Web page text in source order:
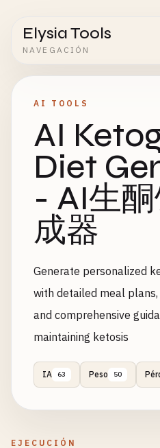
Elysia Tools
NAVEGACIÓN
AI TOOLS
AI
Diet
- AI生
成器
Generate personalized
with detailed meal
and comprehensive
maintaining ketosis
IA 63 Peso 50
EJECUCIÓN